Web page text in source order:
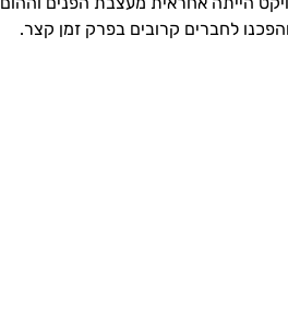
לחברים קרובים בפרק זמן קצר.